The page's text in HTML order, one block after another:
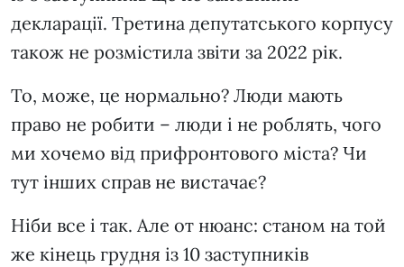
декларації. Третина депутатського корпусу
також не розмістила звіти за 2022 рік.
То, може, це нормально? Люди мають
право не робити – люди і не роблять, чого
ми хочемо від прифронтового міста? Чи
тут інших справ не вистачає?
Ніби все і так. Але от нюанс: станом на той
же кінець грудня із 10 заступників